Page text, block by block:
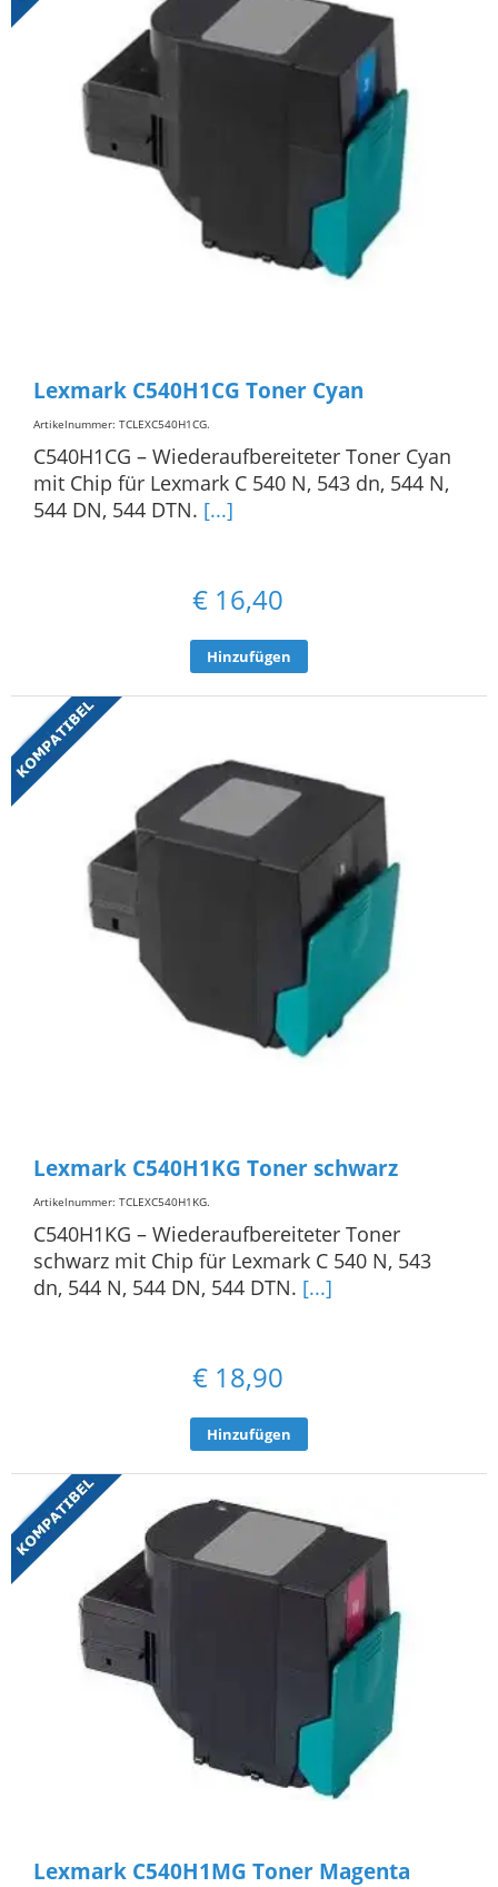
Lexmark C540H1CG Toner Cyan
Artikelnummer: TCLEXC540H1CG.
C540H1CG – Wiederaufbereiteter Toner Cyan
mit Chip für Lexmark C 540 N, 543 dn, 544 N,
544 DN, 544 DTN. [...]
€ 16,40
Hinzufügen
Lexmark C540H1KG Toner schwarz
Artikelnummer: TCLEXC540H1KG.
C540H1KG – Wiederaufbereiteter Toner
schwarz mit Chip für Lexmark C 540 N, 543
dn, 544 N, 544 DN, 544 DTN. [...]
€ 18,90
Hinzufügen
Lexmark C540H1MG Toner Magenta